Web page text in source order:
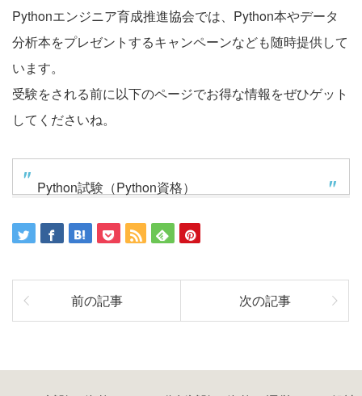
Pythonエンジニア育成推進協会では、Python本やデータ
分析本をプレゼントするキャンペーンなども随時提供して
います。
受験をされる前に以下のページでお得な情報をぜひゲット
してくださいね。
Python試験（Python資格）
前の記事 次の記事